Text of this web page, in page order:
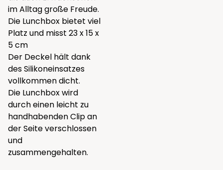
im Alltag große Freude.
Die Lunchbox bietet viel
Platz und misst 23 x 15 x
5 cm
Der Deckel hält dank
des Silikoneinsatzes
vollkommen dicht.
Die Lunchbox wird
durch einen leicht zu
handhabenden Clip an
der Seite verschlossen
und
zusammengehalten.